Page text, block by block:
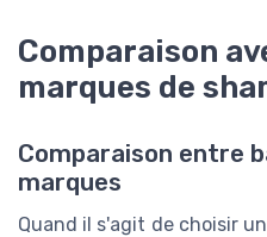
Comparaison
marques de
Comparaison entre
marques
Quand il s'agit de choisir